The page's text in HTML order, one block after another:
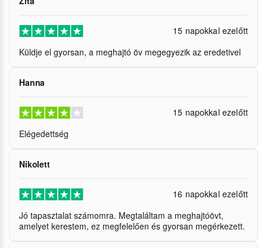
15 napokkal ezelőtt
Küldje el gyorsan, a meghajtó öv megegyezik az eredetivel
Hanna
15 napokkal ezelőtt
Elégedettség
Nikolett
16 napokkal ezelőtt
Jó tapasztalat számomra. Megtaláltam a meghajtóövt,
amelyet kerestem, ez megfelelően és gyorsan megérkezett.